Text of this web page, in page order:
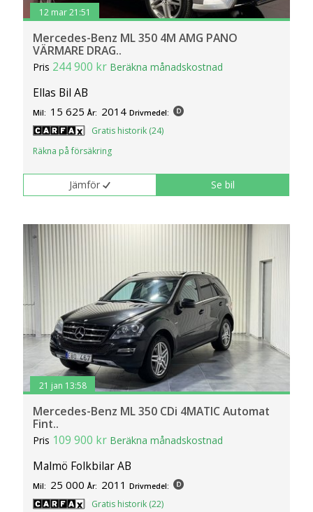
12 mar 21:51
Mercedes-Benz ML 350 4M AMG PANO
VÄRMARE DRAG..
Pris 244 900 kr Beräkna månadskostnad
Ellas Bil AB
Mil: 15 625 År: 2014 Drivmedel:
Gratis historik (24)
Räkna på försäkring
Jämför Se bil
21 jan 13:58
Mercedes-Benz ML 350 CDi 4MATIC Automat
Fint..
Pris 109 900 kr Beräkna månadskostnad
Malmö Folkbilar AB
Mil: 25 000 År: 2011 Drivmedel:
Gratis historik (22)